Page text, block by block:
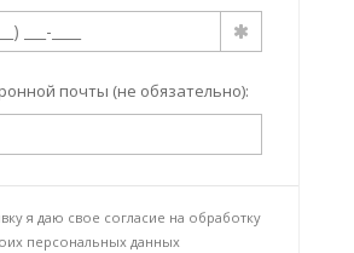
почты (не обязательно):
я даю свое согласие на обработку
персональных данных